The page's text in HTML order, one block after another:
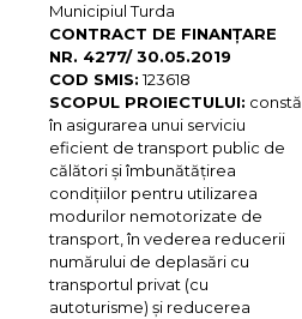
Municipiul Turda
CONTRACT DE FINANȚARE
NR. 4277/ 30.05.2019
COD SMIS:123618
SCOPUL PROIECTULUI: constă
în asigurarea unui serviciu
eficient de transport public de
călători și îmbunătățirea
condiţiilor pentru utilizarea
modurilor nemotorizate de
transport, în vederea reducerii
numărului de deplasări cu
transportul privat (cu
autoturisme) şi reducerea